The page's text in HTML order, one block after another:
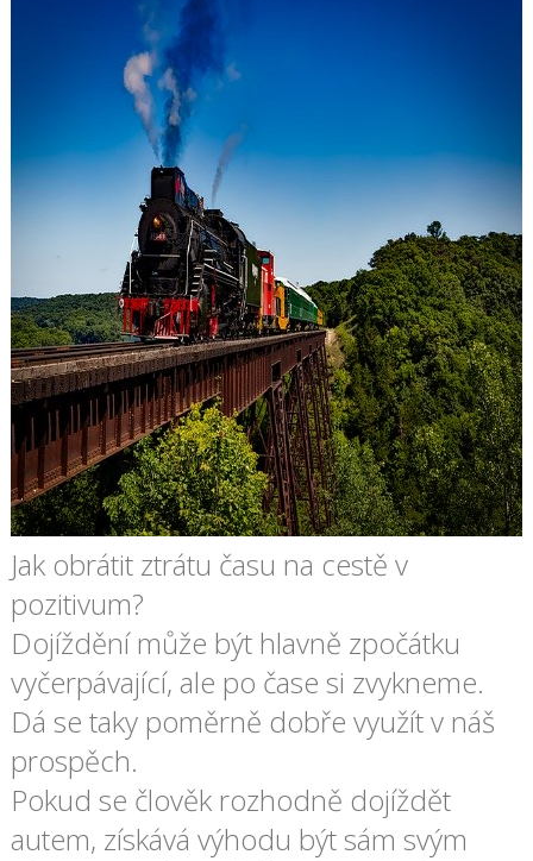
Jak obrátit ztrátu času na cestě v
pozitivum?
Dojíždění může být hlavně zpočátku
vyčerpávající, ale po čase si zvykneme.
Dá se taky poměrně dobře využít v náš
prospěch.
Pokud se člověk rozhodně dojíždět
autem, získává výhodu být sám svým